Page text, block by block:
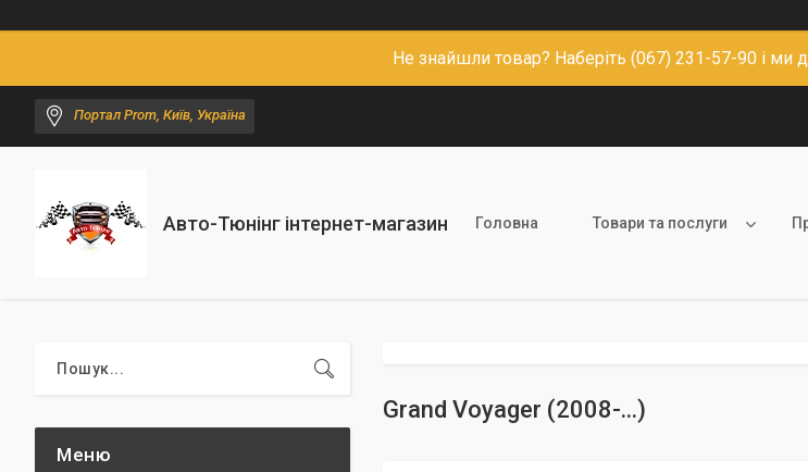
Не знайшли товар? Наберіть (067) 231-57-90 і
Портал Prom, Київ, Україна
Авто-Тюнінг інтернет-магазин Головна Товари та послуги
Grand Voyager (2008-...)